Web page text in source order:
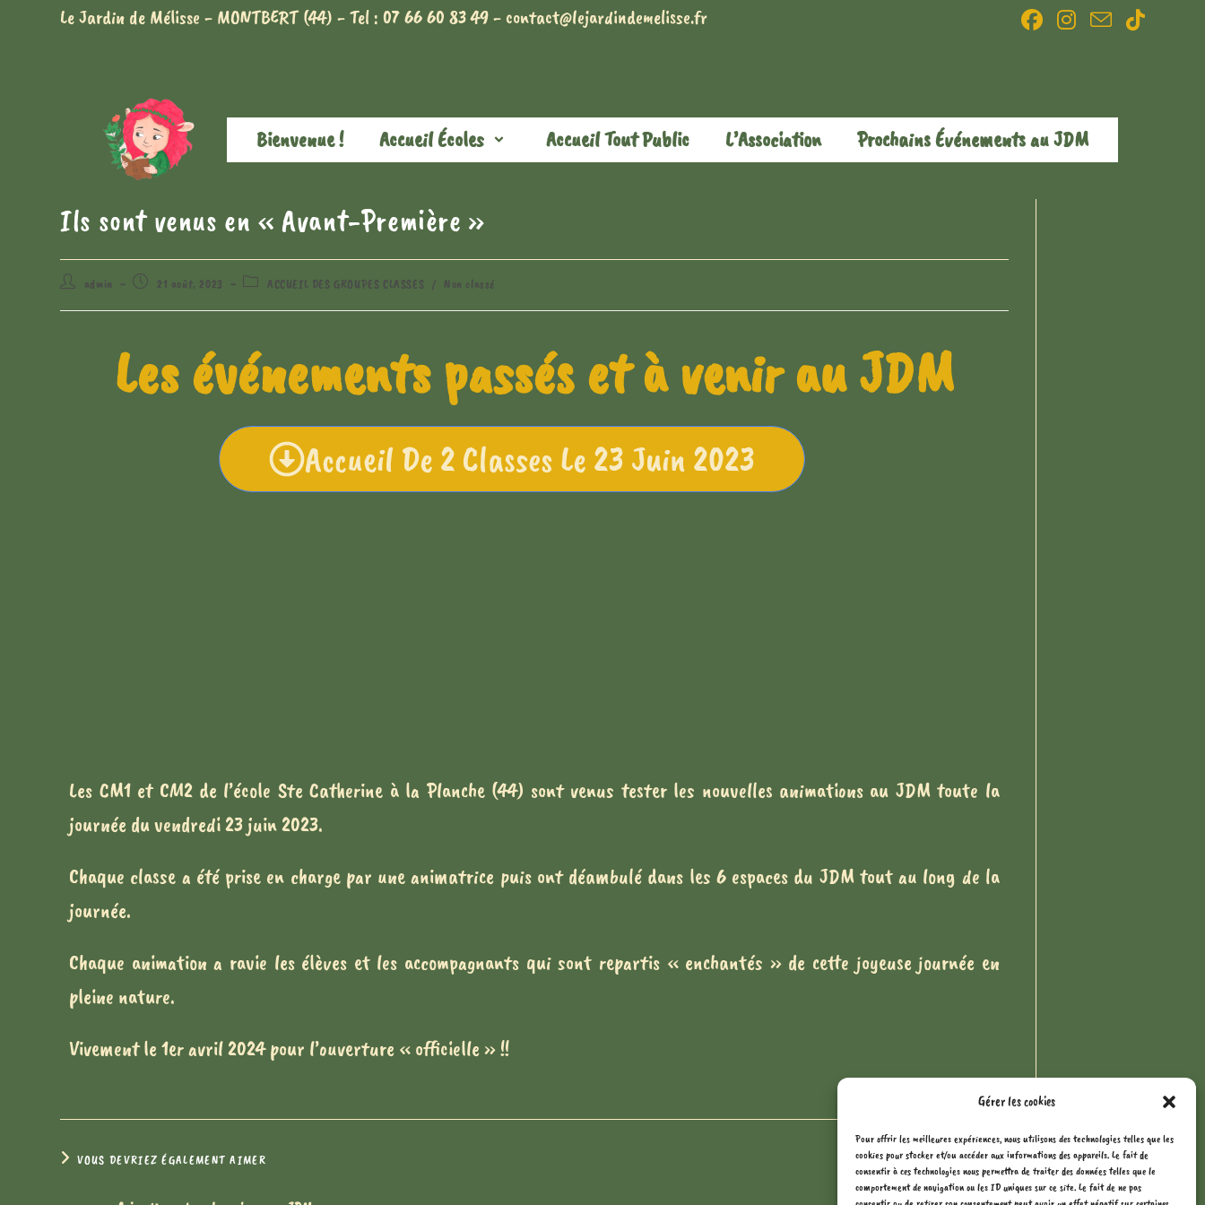
Gérer les cookies
Pour offrir les meilleures expériences, nous utilisons des technologies telles que les
cookies pour stocker et/ou accéder aux informations des appareils. Le fait de
consentir à ces technologies nous permettra de traiter des données telles que le
comportement de navigation ou les ID uniques sur ce site. Le fait de ne pas
Le Jardin de Mélisse - MONTBERT (44) - Tel : 07 66 60 83 49 - contact@lejardindemelisse.fr
Bienvenue ! Accueil Écoles Accueil Tout Public L’Association Prochains Événements au JDM
Ils sont venus en « Avant-Première »
admin 21 août, 2023 ACCUEIL DES GROUPES CLASSES / Non classé
Les événements passés et à venir au JDM
Accueil De 2 Classes Le 23 Juin 2023
Les CM1 et CM2 de l’école Ste Catherine à la Planche (44) sont venus tester les nouvelles animations au JDM toute la
journée du vendredi 23 juin 2023.
Chaque classe a été prise en charge par une animatrice puis ont déambulé dans les 6 espaces du JDM tout au long de la
journée.
Chaque animation a ravie les élèves et les accompagnants qui sont repartis « enchantés » de cette joyeuse journée en
pleine nature.
Vivement le 1er avril 2024 pour l’ouverture « officielle » !!
VOUS DEVRIEZ ÉGALEMENT AIMER